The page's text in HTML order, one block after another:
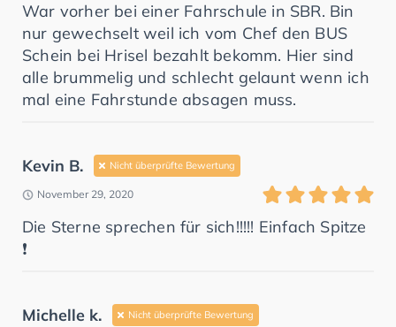
War vorher bei einer Fahrschule in SBR. Bin
nur gewechselt weil ich vom Chef den BUS
Schein bei Hrisel bezahlt bekomm. Hier sind
alle brummelig und schlecht gelaunt wenn ich
mal eine Fahrstunde absagen muss.
Kevin B. Nicht überprüfte Bewertung
November 29, 2020
Die Sterne sprechen für sich!!!!! Einfach Spitze
❗️
Michelle k. Nicht überprüfte Bewertung